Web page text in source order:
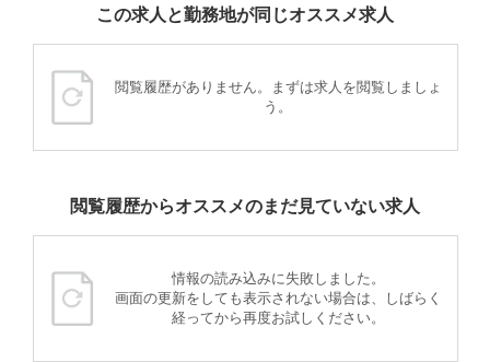
この求人と勤務地が同じオススメ求人
閲覧履歴がありません。まずは求人を閲覧しましょ
う。
閲覧履歴からオススメのまだ見ていない求人
情報の読み込みに失敗しました。
画面の更新をしても表示されない場合は、しばらく
経ってから再度お試しください。